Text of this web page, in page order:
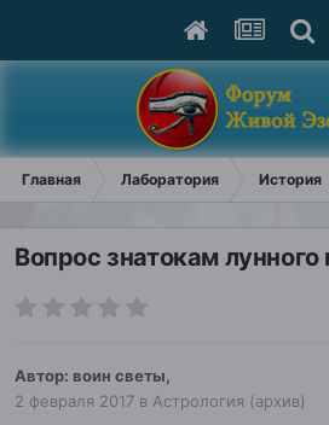
Главная Лаборатория История
Вопрос знатокам лунного
Автор: воин светы,
2 февраля 2017 в Астрология (архив)